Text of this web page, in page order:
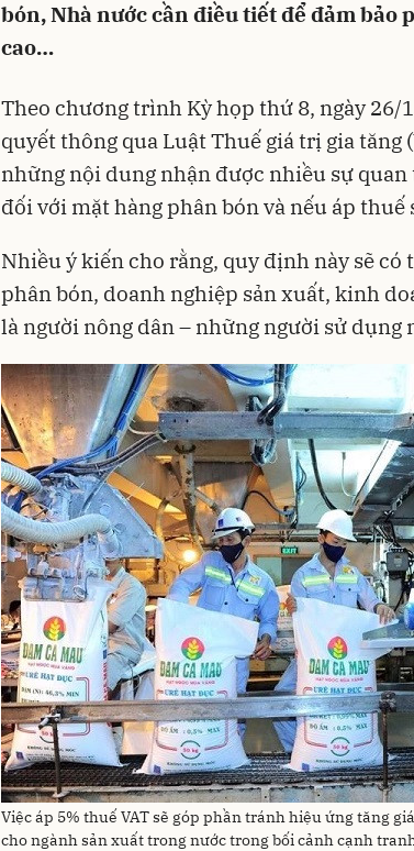
bón, Nhà nước cần điều tiết để đảm bảo
cao…
Theo chương trình Kỳ họp thứ 8, ngày 26/
quyết thông qua Luật Thuế giá trị gia tăng
những nội dung nhận được nhiều sự
đối với mặt hàng phân bón và nếu áp thuế
Nhiều ý kiến cho rằng, quy định này sẽ
phân bón, doanh nghiệp sản xuất, kinh
là người nông dân – những người sử dụng
Việc áp 5% thuế VAT sẽ góp phần tránh hiệu ứng tăng
cho ngành sản xuất trong nước trong bối cảnh cạnh